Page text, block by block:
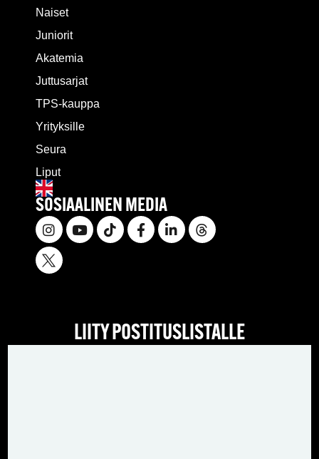
Naiset
Juniorit
Akatemia
Juttusarjat
TPS-kauppa
Yrityksille
Seura
Liput
SOSIAALINEN MEDIA
LIITY POSTITUSLISTALLE